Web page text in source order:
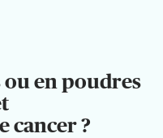
ou en poudres
cancer ?